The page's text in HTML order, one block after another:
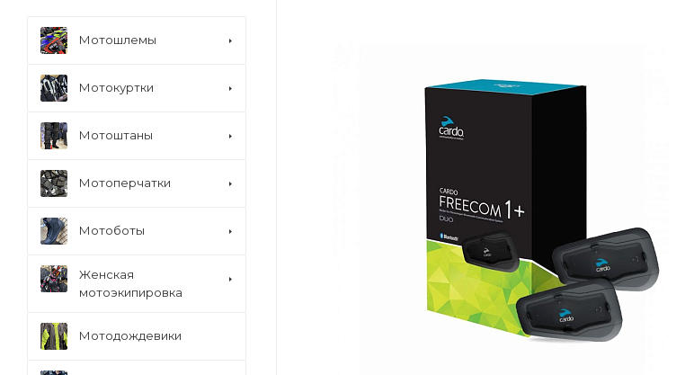
Мотошлемы
Мотокуртки
Мотоштаны
Мотоперчатки
Мотоботы
Женская
мотоэкипировка
Мотодождевики